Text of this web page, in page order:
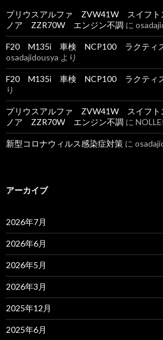
プリウスアルファ ZVW41W スイフ
ノア ZZR70W エンジン不調 に
F20 M135i 車検 NCP100 ラクティ
osadajidousya より
F20 M135i 車検 NCP100 ラクティ
り
プリウスアルファ ZVW41W スイフ
ノア ZZR70W エンジン不調 に
新型コロナウィルス感染症対策 に
アーカイブ
2026年7月
2026年6月
2026年5月
2026年3月
2025年12月
2025年6月